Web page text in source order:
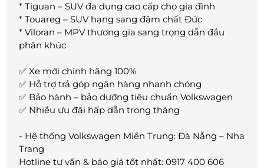
* Tiguan – SUV đa dụng cao cấp cho gia đình
* Touareg – SUV hạng sang đậm chất Đức
* Viloran – MPV thương gia sang trọng dẫn đầu
phân khúc
✅ Xe mới chính hãng 100%
✅ Hỗ trợ trả góp ngân hàng nhanh chóng
✅ Bảo hành – bảo dưỡng tiêu chuẩn Volkswagen
✅ Nhiều ưu đãi hấp dẫn trong tháng
- Hệ thống Volkswagen Miền Trung: Đà Nẵng – Nha
Trang
Hotline tư vấn & báo giá tốt nhất: 0917 400 606